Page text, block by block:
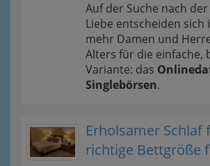
Auf der Suche nach
Liebe entscheiden sich
mehr Damen und
Alters für die einfache,
Variante: das
Singlebörsen.
Erholsamer Schlaf
richtige Bettgröße